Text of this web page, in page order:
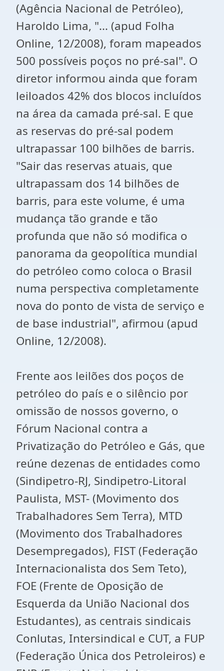
(Agência Nacional de Petróleo),
Haroldo Lima, "... (apud Folha
Online, 12/2008), foram mapeados
500 possíveis poços no pré-sal". O
diretor informou ainda que foram
leiloados 42% dos blocos incluídos
na área da camada pré-sal. E que
as reservas do pré-sal podem
ultrapassar 100 bilhões de barris.
"Sair das reservas atuais, que
ultrapassam dos 14 bilhões de
barris, para este volume, é uma
mudança tão grande e tão
profunda que não só modifica o
panorama da geopolítica mundial
do petróleo como coloca o Brasil
numa perspectiva completamente
nova do ponto de vista de serviço e
de base industrial", afirmou (apud
Online, 12/2008).
Frente aos leilões dos poços de
petróleo do país e o silêncio por
omissão de nossos governo, o
Fórum Nacional contra a
Privatização do Petróleo e Gás, que
reúne dezenas de entidades como
(Sindipetro-RJ, Sindipetro-Litoral
Paulista, MST- (Movimento dos
Trabalhadores Sem Terra), MTD
(Movimento dos Trabalhadores
Desempregados), FIST (Federação
Internacionalista dos Sem Teto),
FOE (Frente de Oposição de
Esquerda da União Nacional dos
Estudantes), as centrais sindicais
Conlutas, Intersindical e CUT, a FUP
(Federação Única dos Petroleiros) e